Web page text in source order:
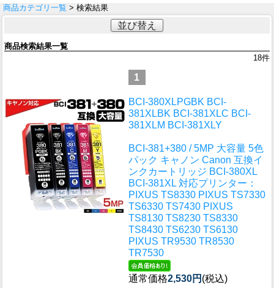
商品カテゴリ一覧 > 検索結果
並び替え
商品検索結果一覧
18件
1
BCI-380XLPGBK BCI-
381XLBK BCI-381XLC BCI-
381XLM BCI-381XLY
BCI-381+380 / 5MP 大容量 5色
パック キャノン Canon 互換イ
ンクカートリッジ BCI-380XL
BCI-381XL 対応プリンター：
PIXUS TS8330 PIXUS TS7330
TS6330 TS7430 PIXUS
TS8130 TS8230 TS8330
TS8430 TS6230 TS6130
PIXUS TR9530 TR8530
TR7530
通常価格2,530円 (税込)